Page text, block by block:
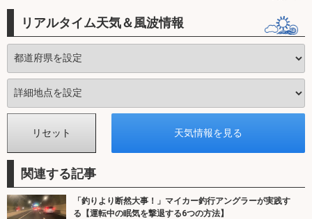
リアルタイム天気＆風波情報
関連する記事
「釣りより断然大事！」マイカー釣行アングラーが実践す
る【運転中の眠気を撃退する6つの方法】